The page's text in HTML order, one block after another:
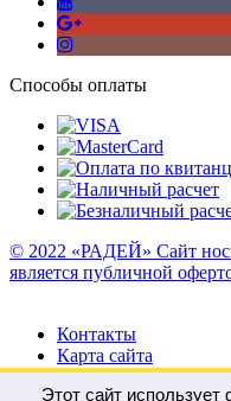
Способы оплаты
© 2022 «РАДЕЙ» Сайт
является публичной
Контакты
Карта сайта
Этот сайт